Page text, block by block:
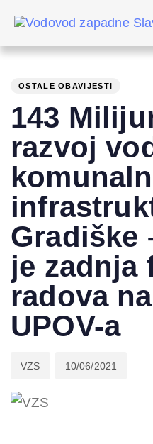
links to
primary
Skip
to
content
OSTALE OBAVIJESTI
143
razvoj
Gradiške
je zadnja
radova
UPOV-a
VZS 10/06/2021